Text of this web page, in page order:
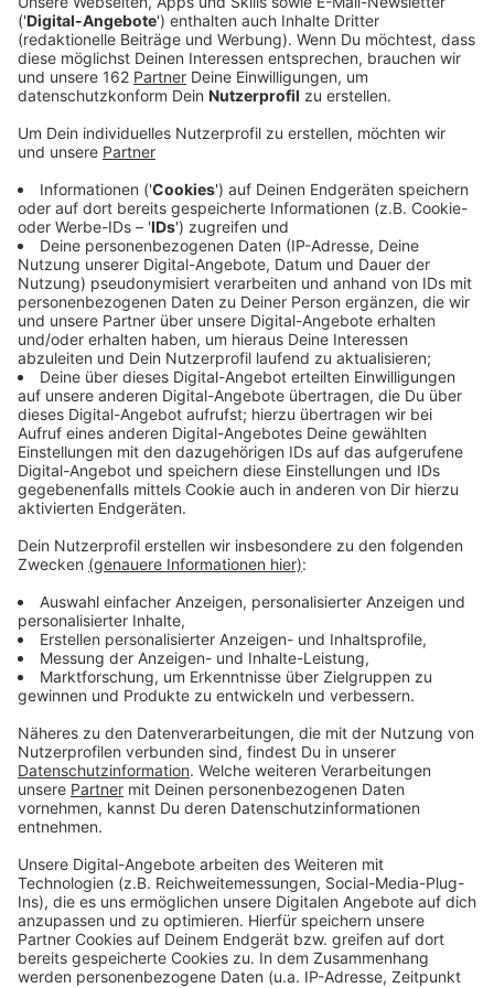
Anzeige
Nach dem Starkregen zum Jahreswechsel sind auch in
Rheinberg viele Keller vollgelaufen. 56 Eigentümer
haben die Grundwasser-Schäden bei der Lineg
gemeldet - in der Hoffnung auf Erstattungen. Ein
Großteil geht allerdings wohl leer aus. Bisher sind nur
rund 20 genehmigt, vor allem am Orsoyerberg. Das
geht aus einerVorlage an die Politikhervor. Die
Genossenschaft kommt nur für Schäden auf, bei
denen Bergsenkungen eine Rolle spielen.
Anzeige
Schadensmeldungen auch aus Alpen und
Kamp-Lintfort
Die Lineg ist dafür zuständig, technische Anlagen zu
errichten, um die Folgen durch Bergsenkungen beim
Grundwasser auszugleichen. Eine Situation wie Anfang
des Jahres war auch für sie ein Ausnahmezustand.
Hochwasserwellen im Rhein war das Grundwasser in
die Keller gedrückt worden. Bis auf fünf sind bisher
alle Schadensmeldungen aus Rheinberg geprüft.
Weitere sind auch noch aus Alpen und Kamp-Lintfort
Anzeige